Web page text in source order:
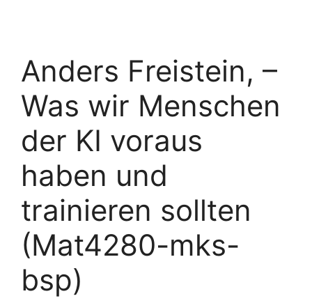
Anders Freistein, –
Was wir Menschen
der KI voraus
haben und
trainieren sollten
(Mat4280-mks-
bsp)